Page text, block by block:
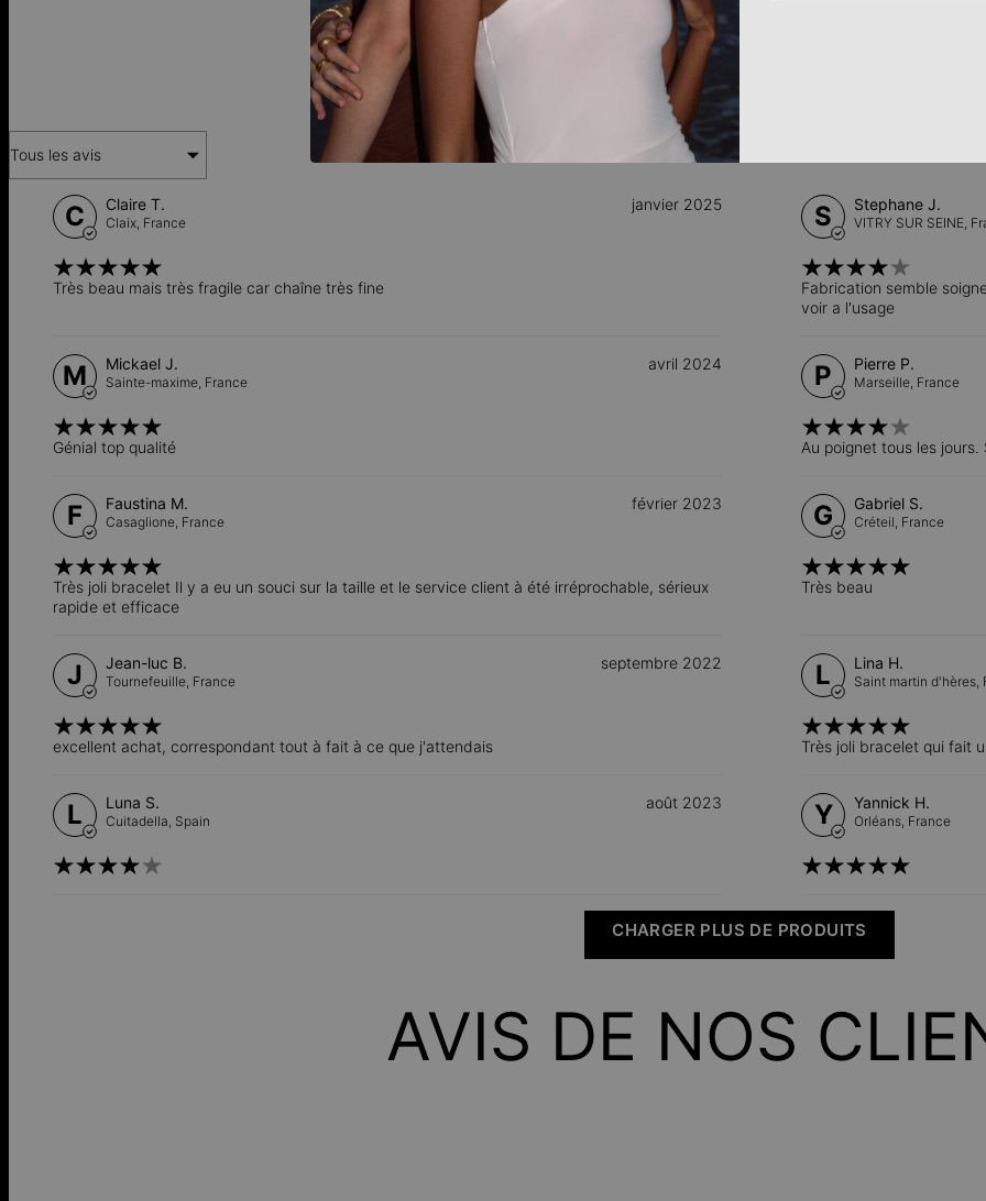
Tous les avis
C Claire T.
Claix, France
janvier 2025
Très beau mais très fragile car chaîne très fine
S Stephane J.
VITRY SUR SEINE,
Fabrication semble
voir a l'usage
M Mickael J.
Sainte-maxime, France
avril 2024
Génial top qualité
P Pierre P.
Marseille, France
Au poignet tous les jours.
F Faustina M.
Casaglione, France
février 2023
Très joli bracelet Il y a eu un souci sur la taille et le service client à été irréprochable, sérieux
rapide et efficace
G Gabriel S.
Créteil, France
Très beau
J Jean-luc B.
Tournefeuille, France
septembre 2022
excellent achat, correspondant tout à fait à ce que j'attendais
L Lina H.
Saint martin d'hères,
Très joli bracelet qui fait
L Luna S.
Cuitadella, Spain
août 2023 Y Yannick H.
Orléans, France
CHARGER PLUS DE PRODUITS
AVIS DE NOS